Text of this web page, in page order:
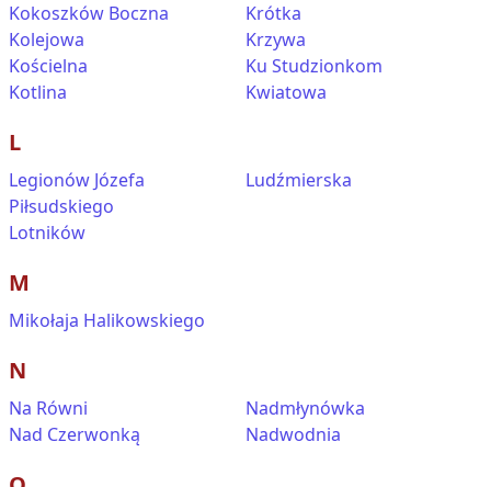
Kokoszków Boczna
Kolejowa
Kościelna
Kotlina
Krótka
Krzywa
Ku Studzionkom
Kwiatowa
L
Legionów Józefa
Piłsudskiego
Lotników
Ludźmierska
M
Mikołaja Halikowskiego
N
Na Równi
Nad Czerwonką
Nadmłynówka
Nadwodnia